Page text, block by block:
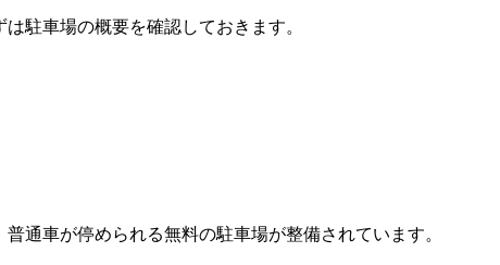
駐車場の概要を確認しておきます。
通車が停められる無料の駐車場が整備されています。